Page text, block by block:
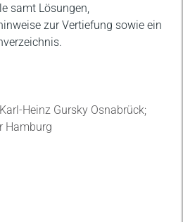
samt Lösungen,
zur Vertiefung sowie ein
Heinz Gursky Osnabrück;
Hamburg